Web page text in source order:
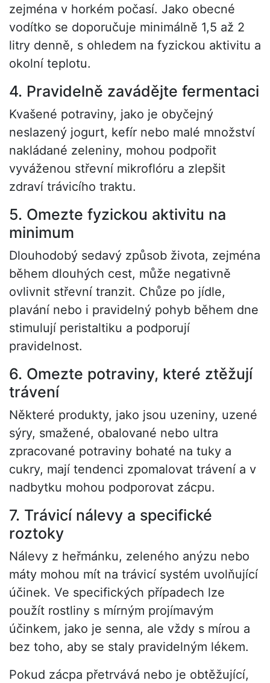
zejména v horkém počasí. Jako obecné
vodítko se doporučuje minimálně 1,5 až 2
litry denně, s ohledem na fyzickou aktivitu a
okolní teplotu.
4. Pravidelně zavádějte fermentaci
Kvašené potraviny, jako je obyčejný
neslazený jogurt, kefír nebo malé množství
nakládané zeleniny, mohou podpořit
vyváženou střevní mikroflóru a zlepšit
zdraví trávicího traktu.
5. Omezte fyzickou aktivitu na
minimum
Dlouhodobý sedavý způsob života, zejména
během dlouhých cest, může negativně
ovlivnit střevní tranzit. Chůze po jídle,
plavání nebo i pravidelný pohyb během dne
stimulují peristaltiku a podporují
pravidelnost.
6. Omezte potraviny, které ztěžují
trávení
Některé produkty, jako jsou uzeniny, uzené
sýry, smažené, obalované nebo ultra
zpracované potraviny bohaté na tuky a
cukry, mají tendenci zpomalovat trávení a v
nadbytku mohou podporovat zácpu.
7. Trávicí nálevy a specifické
roztoky
Nálevy z heřmánku, zeleného anýzu nebo
máty mohou mít na trávicí systém uvolňující
účinek. Ve specifických případech lze
použít rostliny s mírným projímavým
účinkem, jako je senna, ale vždy s mírou a
bez toho, aby se staly pravidelným lékem.
Pokud zácpa přetrvává nebo je obtěžující,